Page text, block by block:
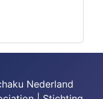
Nederland